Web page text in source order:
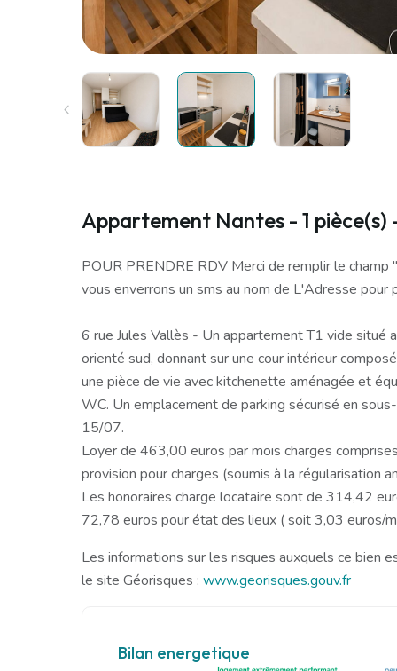
Appartement Nantes - 1 pièce(s)
POUR PRENDRE RDV Merci de remplir le champ
vous enverrons un sms au nom de L'Adresse pour
6 rue Jules Vallès - Un appartement T1 vide situé
orienté sud, donnant sur une cour intérieur
une pièce de vie avec kitchenette aménagée et
WC. Un emplacement de parking sécurisé en
15/07.
Loyer de 463,00 euros par mois charges
provision pour charges (soumis à la régularisation
Les honoraires charge locataire sont de 314,42
72,78 euros pour état des lieux ( soit 3,03 euros/
Les informations sur les risques auxquels ce bien
le site Géorisques : www.georisques.gouv.fr
Bilan energetique